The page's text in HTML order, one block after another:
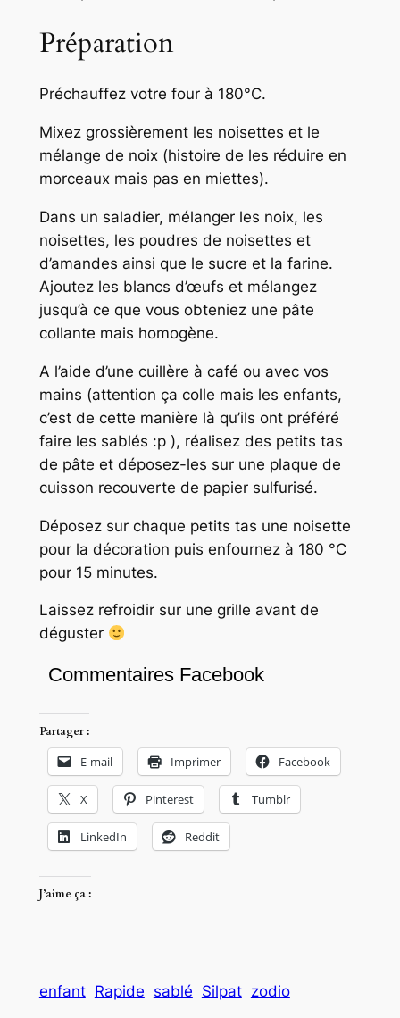
Préparation
Préchauffez votre four à 180°C.
Mixez grossièrement les noisettes et le
mélange de noix (histoire de les réduire en
morceaux mais pas en miettes).
Dans un saladier, mélanger les noix, les
noisettes, les poudres de noisettes et
d’amandes ainsi que le sucre et la farine.
Ajoutez les blancs d’œufs et mélangez
jusqu’à ce que vous obteniez une pâte
collante mais homogène.
A l’aide d’une cuillère à café ou avec vos
mains (attention ça colle mais les enfants,
c’est de cette manière là qu’ils ont préféré
faire les sablés :p), réalisez des petits tas
de pâte et déposez-les sur une plaque de
cuisson recouverte de papier sulfurisé.
Déposez sur chaque petits tas une noisette
pour la décoration puis enfournez à 180 °C
pour 15 minutes.
Laissez refroidir sur une grille avant de
déguster
Commentaires Facebook
Partager :
E-mail Imprimer Facebook
X Pinterest Tumblr
LinkedIn Reddit
J’aime ça :
enfant Rapide sablé Silpat zodio